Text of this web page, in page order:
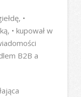
•
• kupował w
B2B a